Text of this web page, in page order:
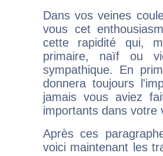
Dans vos veines
vous cet
cette rapidité qui,
primaire, naïf ou
sympathique. En
donnera toujours
jamais vous aviez
importants dans votre
Après ces
voici maintenant les